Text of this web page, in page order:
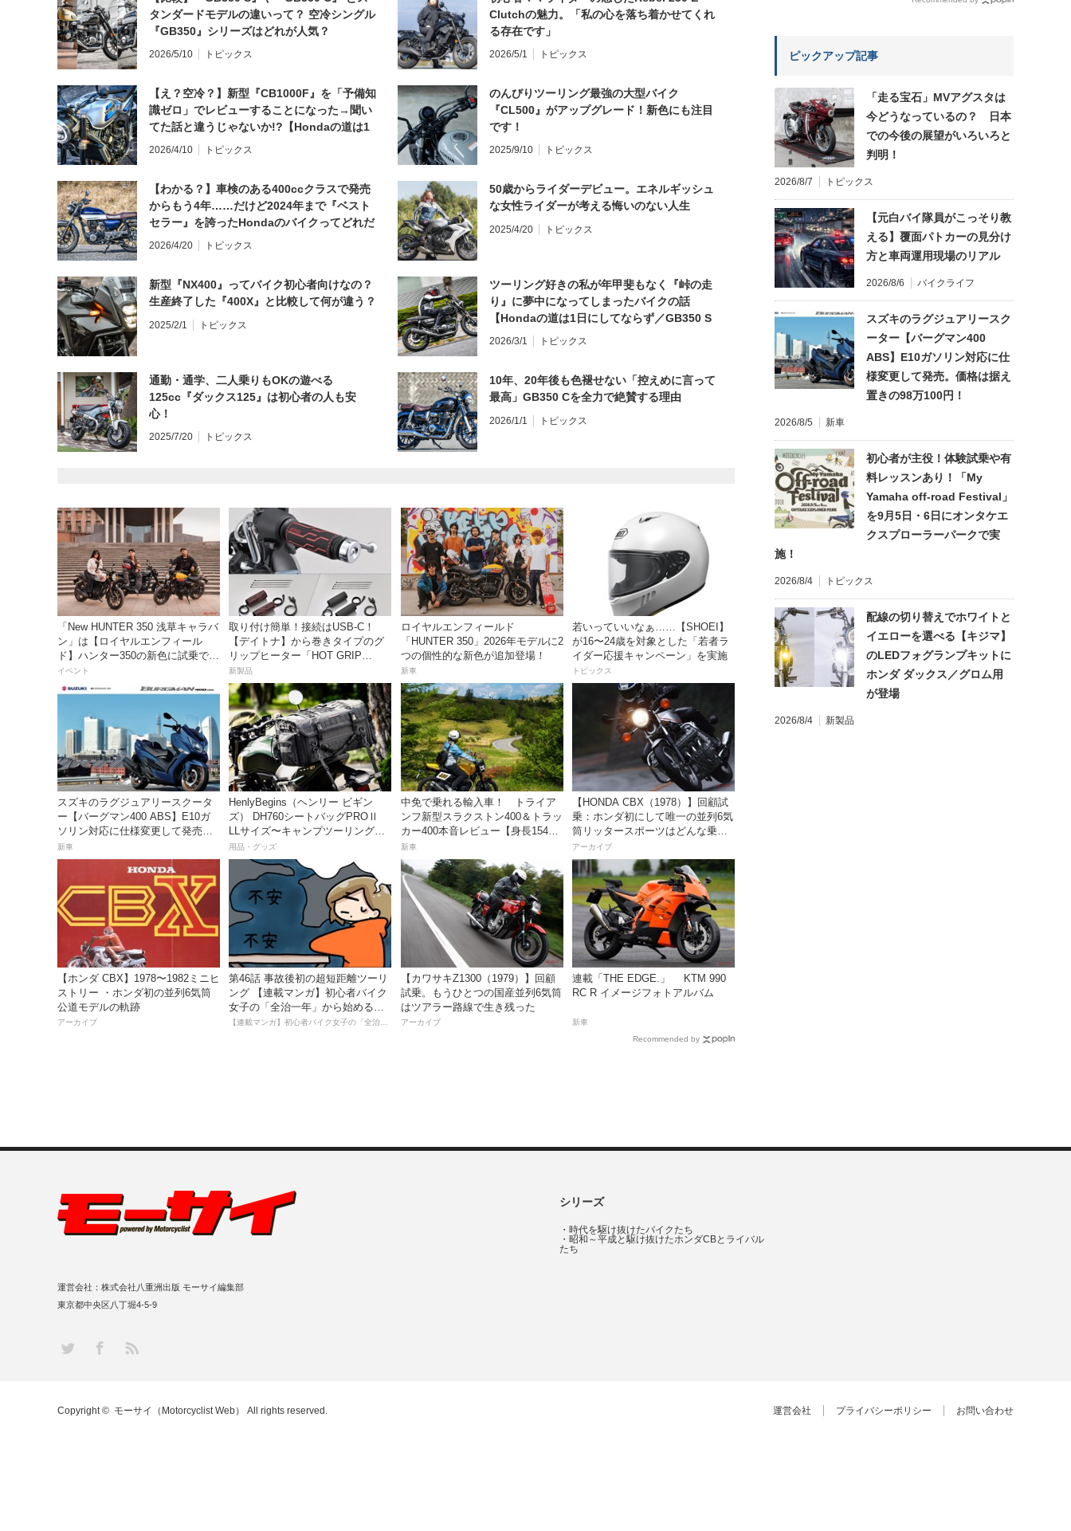
タンダードモデルの違いって？ 空冷シングル
『GB350』シリーズはどれが人気？
2026/5/10 トピックス
Clutchの魅力。「私の心を落ち着かせてくれ
る存在です」
2026/5/1 トピックス
【え？空冷？】新型『CB1000F』を「予備知
識ゼロ」でレビューすることになった→聞い
てた話と違うじゃないか!?【Hondaの道は1
日にしてならず／CB1000F ①第一印象 編】
2026/4/10 トピックス
のんびりツーリング最強の大型バイク
『CL500』がアップグレード！新色にも注目
です！
2025/9/10 トピックス
【わかる？】車検のある400ccクラスで発売
からもう4年……だけど2024年まで『ベスト
セラー』を誇ったHondaのバイクってどれだ
と思う？
2026/4/20 トピックス
50歳からライダーデビュー。エネルギッシュ
な女性ライダーが考える悔いのない人生
2025/4/20 トピックス
新型『NX400』ってバイク初心者向けなの？
生産終了した『400X』と比較して何が違う？
2025/2/1 トピックス
ツーリング好きの私が年甲斐もなく『峠の走
り』に夢中になってしまったバイクの話
【Hondaの道は1日にしてならず／GB350 S
インプレ・レビュー 前編】
2026/3/1 トピックス
通勤・通学、二人乗りもOKの遊べる
125cc『ダックス125』は初心者の人も安
心！
2025/7/20 トピックス
10年、20年後も色褪せない「控えめに言って
最高」GB350 Cを全力で絶賛する理由
2026/1/1 トピックス
「New HUNTER 350 浅草キャラバ
ン」は【ロイヤルエンフィール
ド】ハンター350の新色に試乗でき
るチャンス！
イベント
取り付け簡単！接続はUSB-C！
【デイトナ】から巻きタイプのグ
リップヒーター「HOT GRIP
WRAP HEAT」が登場
新製品
ロイヤルエンフィールド
「HUNTER 350」2026年モデルに2
つの個性的な新色が追加登場！
新車
若いっていいなぁ……【SHOEI】
が16〜24歳を対象とした「若者ラ
イダー応援キャンペーン」を実施
トピックス
スズキのラグジュアリースクータ
ー【バーグマン400 ABS】E10ガ
ソリン対応に仕様変更して発売。
価格は据え置きの98万100円！
新車
HenlyBegins（ヘンリー ビギン
ズ） DH760シートバッグPROⅡ
LLサイズ〜キャンプツーリングに
も安心の大容量ツアーバッグ〜
用品・グッズ
中免で乗れる輸入車！ トライア
ンフ新型スラクストン400＆トラッ
カー400本音レビュー【身長154cm
の足着きは？】
新車
【HONDA CBX（1978）】回顧試
乗：ホンダ初にして唯一の並列6気
筒リッタースポーツはどんな乗り
味だったのか？
アーカイブ
【ホンダ CBX】1978〜1982ミニヒ
ストリー ・ホンダ初の並列6気筒
公道モデルの軌跡
アーカイブ
第46話 事故後初の超短距離ツーリ
ング 【連載マンガ】初心者バイク
女子の「全治一年」から始める起
死回生日記
【連載マンガ】初心者バイク女子の「全治一年」から始める起死回生日記
【カワサキZ1300（1979）】回顧
試乗。もうひとつの国産並列6気筒
はツアラー路線で生き残った
アーカイブ
連載「THE EDGE.」 KTM 990
RC R イメージフォトアルバム
新車
Recommended by
ピックアップ記事
「走る宝石」MVアグスタは
今どうなっているの？ 日本
での今後の展望がいろいろと
判明！
2026/8/7 トピックス
【元白バイ隊員がこっそり教
える】覆面パトカーの見分け
方と車両運用現場のリアル
2026/8/6 バイクライフ
スズキのラグジュアリースク
ーター【バーグマン400
ABS】E10ガソリン対応に仕
様変更して発売。価格は据え
置きの98万100円！
2026/8/5 新車
初心者が主役！体験試乗や有
料レッスンあり！「My
Yamaha off-road Festival」
を9月5日・6日にオンタケエ
クスプローラーパークで実
施！
2026/8/4 トピックス
配線の切り替えでホワイトと
イエローを選べる【キジマ】
のLEDフォグランプキットに
ホンダ ダックス／グロム用
が登場
2026/8/4 新製品
シリーズ
・ 時代を駆け抜けたバイクたち
・ 昭和～平成と駆け抜けたホンダCBとライバル
たち
運営会社：株式会社八重洲出版 モーサイ編集部
東京都中央区八丁堀4-5-9
Twitter Facebook
RSS
運営会社 プライバシーポリシー お問い合わせ
Copyright © モーサイ（Motorcyclist Web） All rights reserved.